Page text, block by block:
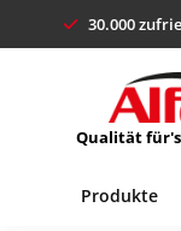
30.000
Qualität
Produkte